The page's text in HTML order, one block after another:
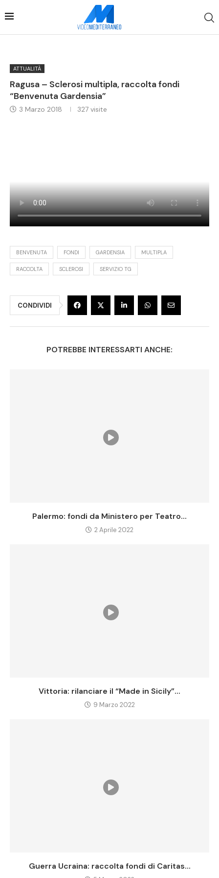
ATTUALITÀ
Ragusa – Sclerosi multipla, raccolta fondi
“Benvenuta Gardensia”
3 Marzo 2018 327 visite
BENVENUTA FONDI GARDENSIA MULTIPLA
RACCOLTA SCLEROSI SERVIZIO TG
CONDIVIDI
POTREBBE INTERESSARTI ANCHE:
Palermo: fondi da Ministero per Teatro...
2 Aprile 2022
Vittoria: rilanciare il “Made in Sicily”...
9 Marzo 2022
Guerra Ucraina: raccolta fondi di Caritas...